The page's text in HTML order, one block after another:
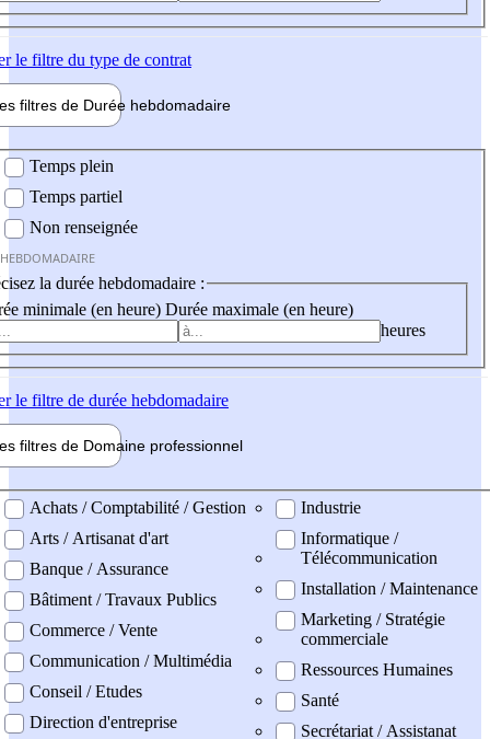
le filtre du type de contrat
filtres de Durée hebdomadaire
Temps plein
Temps partiel
Non renseignée
la durée hebdomadaire :
minimale (en heure) Durée maximale (en heure)
heures
le filtre de durée hebdomadaire
filtres de Domaine professionnel
professionel
Achats / Comptabilité / Gestion
Arts / Artisanat d'art
Banque / Assurance
Bâtiment / Travaux Publics
Commerce / Vente
Communication / Multimédia
Conseil / Etudes
Direction d'entreprise
Industrie
Informatique /
Télécommunication
Installation / Maintenance
Marketing / Stratégie
commerciale
Ressources Humaines
Santé
Secrétariat / Assistanat